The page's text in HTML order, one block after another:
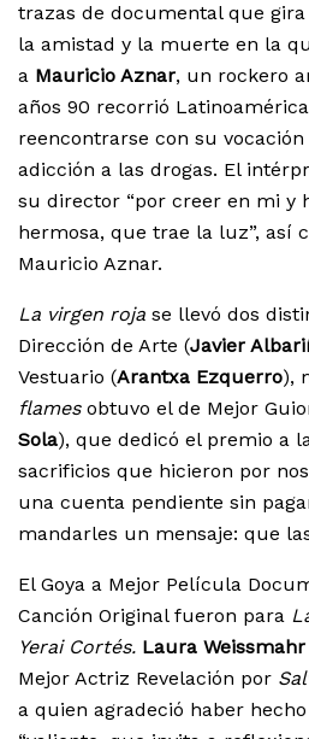
trazas de documental que
la amistad y la muerte en la
a Mauricio Aznar, un rockero
años 90 recorrió
reencontrarse con su
adicción a las drogas. El
su director “por creer en mi y
hermosa, que trae la luz”, así
Mauricio Aznar.
La virgen roja se llevó dos
Dirección de Arte (Javier
Vestuario (Arantxa Ezquerro),
flamesobtuvo el de Mejor
Sola), que dedicó el premio a
sacrificios que hicieron por
una cuenta pendiente sin
mandarles un mensaje: que
El Goya a Mejor Película
Canción Original fueron para
Yerai Cortés. Laura Weissmahr
Mejor Actriz Revelación por
a quien agradeció haber